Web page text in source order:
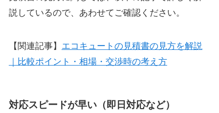
説しているので、あわせてご確認ください。
【関連記事】 エコキュートの見積書の見方を解説
｜比較ポイント・相場・交渉時の考え方
対応スピードが早い（即日対応など）